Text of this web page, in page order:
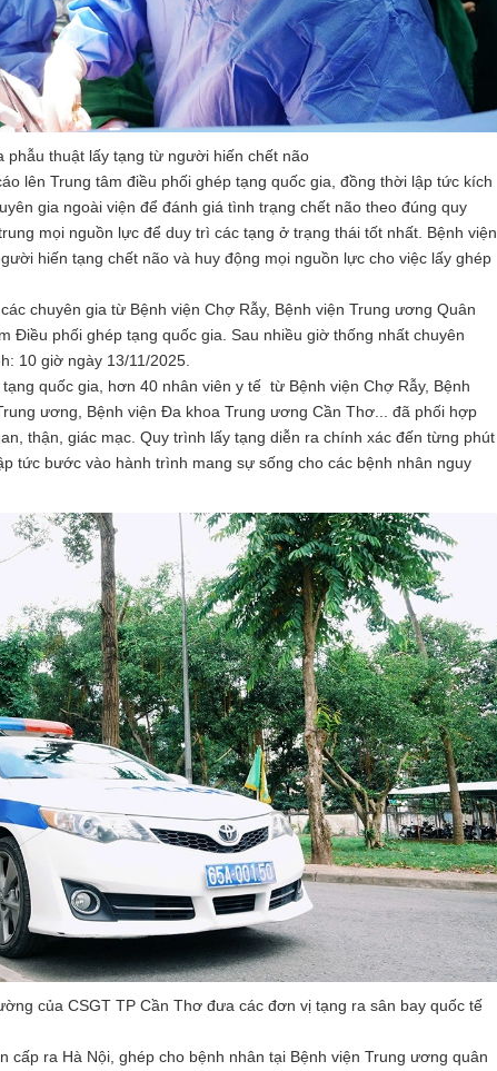
phẫu thuật lấy tạng từ người hiến chết não
lên Trung tâm điều phối ghép tạng quốc gia, đồng thời lập tức kích
gia ngoài viện để đánh giá tình trạng chết não theo đúng quy
mọi nguồn lực để duy trì các tạng ở trạng thái tốt nhất. Bệnh viện
hiến tạng chết não và huy động mọi nguồn lực cho việc lấy ghép
chuyên gia từ Bệnh viện Chợ Rẫy, Bệnh viện Trung ương Quân
Điều phối ghép tạng quốc gia. Sau nhiều giờ thống nhất chuyên
10 giờ ngày 13/11/2025.
quốc gia, hơn 40 nhân viên y tế từ Bệnh viện Chợ Rẫy, Bệnh
ương, Bệnh viện Đa khoa Trung ương Cần Thơ... đã phối hợp
thận, giác mạc. Quy trình lấy tạng diễn ra chính xác đến từng phút
tức bước vào hành trình mang sự sống cho các bệnh nhân nguy
của CSGT TP Cần Thơ đưa các đơn vị tạng ra sân bay quốc tế
cấp ra Hà Nội, ghép cho bệnh nhân tại Bệnh viện Trung ương quân